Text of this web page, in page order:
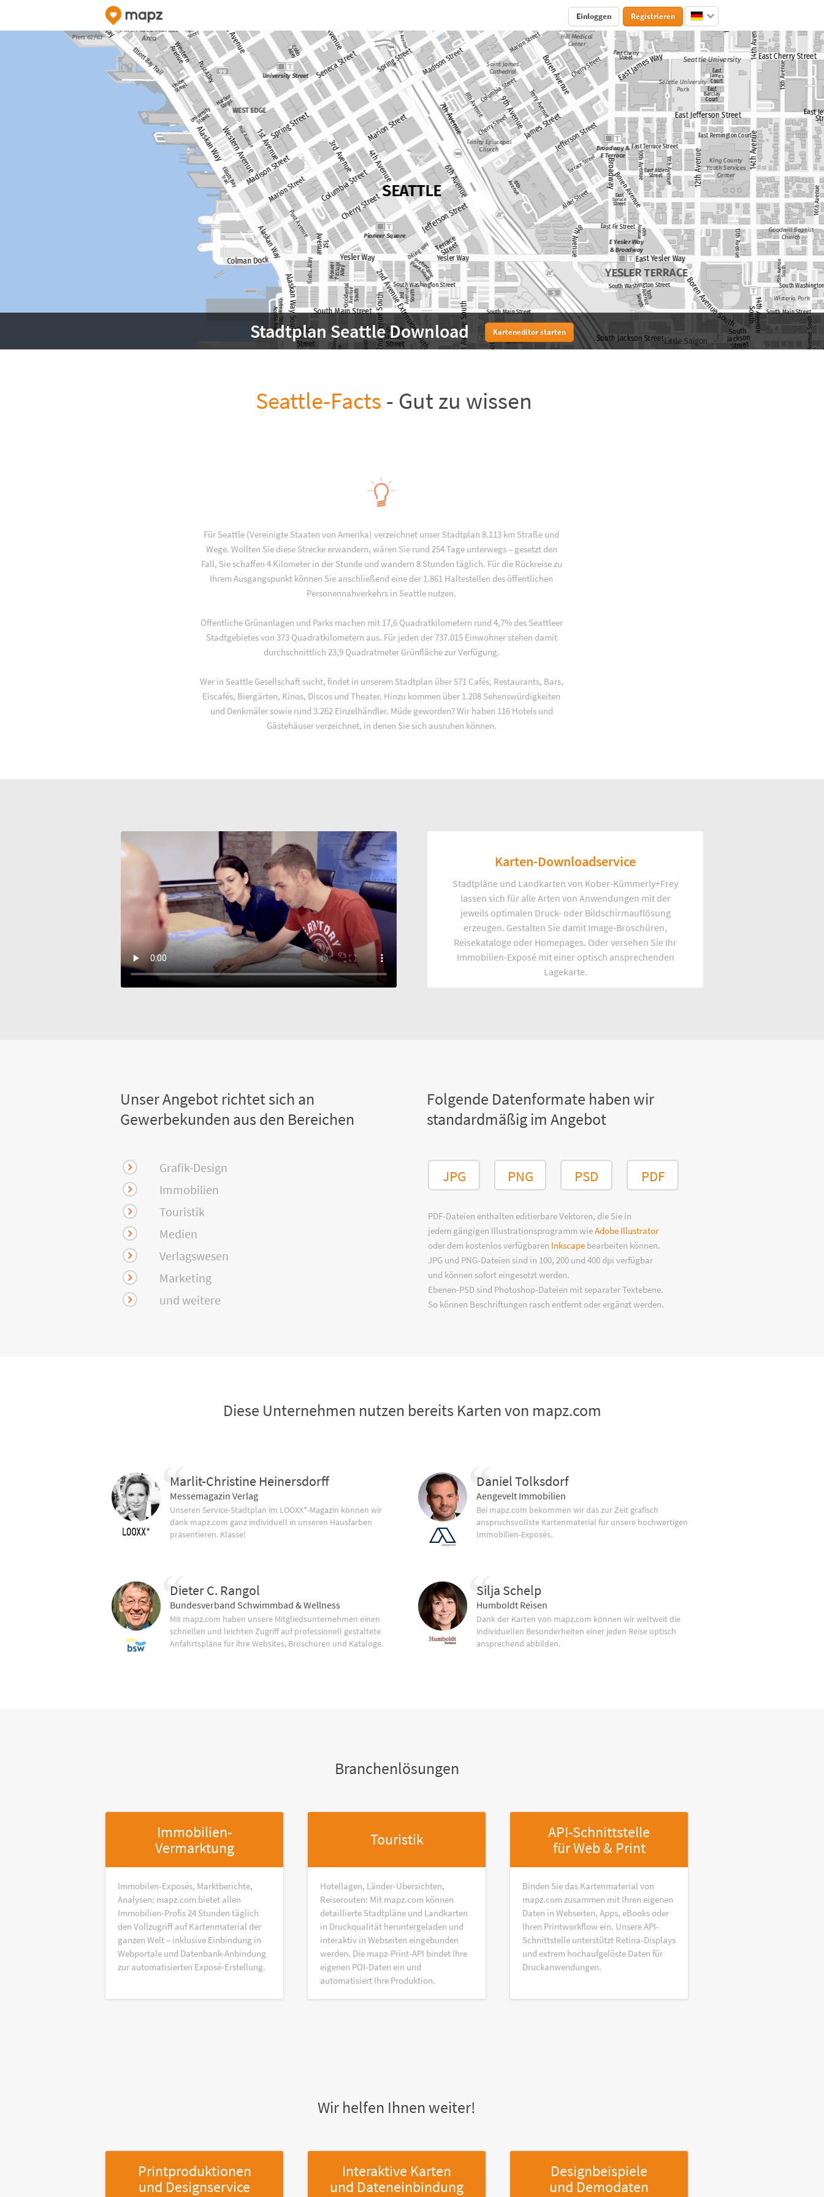
Einloggen Registrieren
Stadtplan Seattle Download Karteneditor starten
Seattle-Facts - Gut zu wissen
Für Seattle (Vereinigte Staaten von Amerika) verzeichnet unser Stadtplan 8.113 km Straße und
Wege. Wollten Sie diese Strecke erwandern, wären Sie rund 254 Tage unterwegs – gesetzt den
Fall, Sie schaffen 4 Kilometer in der Stunde und wandern 8 Stunden täglich. Für die Rückreise zu
Ihrem Ausgangspunkt können Sie anschließend eine der 1.861 Haltestellen des öffentlichen
Personennahverkehrs in Seattle nutzen.
Öffentliche Grünanlagen und Parks machen mit 17,6 Quadratkilometern rund 4,7% des Seattleer
Stadtgebietes von 373 Quadratkilometern aus. Für jeden der 737.015 Einwohner stehen damit
durchschnittlich 23,9 Quadratmeter Grünfläche zur Verfügung.
Wer in Seattle Gesellschaft sucht, findet in unserem Stadtplan über 571 Cafés, Restaurants, Bars,
Eiscafés, Biergärten, Kinos, Discos und Theater. Hinzu kommen über 1.208 Sehenswürdigkeiten
und Denkmäler sowie rund 3.262 Einzelhändler. Müde geworden? Wir haben 116 Hotels und
Gästehäuser verzeichnet, in denen Sie sich ausruhen können.
Karten-Downloadservice
Stadtpläne und Landkarten von Kober-Kümmerly+Frey
lassen sich für alle Arten von Anwendungen mit der
jeweils optimalen Druck- oder Bildschirmauflösung
erzeugen. Gestalten Sie damit Image-Broschüren,
Reisekataloge oder Homepages. Oder versehen Sie Ihr
Immobilien-Exposé mit einer optisch ansprechenden
Lagekarte.
Unser Angebot richtet sich an
Gewerbekunden aus den Bereichen
Grafik-Design
Immobilien
Touristik
Medien
Verlagswesen
Marketing
und weitere
Folgende Datenformate haben wir
standardmäßig im Angebot
JPG PNG PSD PDF
PDF-Dateien enthalten editierbare Vektoren, die Sie in
jedem gängigen Illustrationsprogramm wieAdobe Illustrator
oder dem kostenlos verfügbaren Inkscape bearbeiten können.
JPG und PNG-Dateien sind in 100, 200 und 400 dpi verfügbar
und können sofort eingesetzt werden.
Ebenen-PSD sind Photoshop-Dateien mit separater Textebene.
So können Beschriftungen rasch entfernt oder ergänzt werden.
Diese Unternehmen nutzen bereits Karten von mapz.com
Marlit-Christine Heinersdorff
Messemagazin Verlag
Unseren Service-Stadtplan im LOOXX*-Magazin können wir
dank mapz.com ganz individuell in unseren Hausfarben
präsentieren. Klasse!
Dieter C. Rangol
Bundesverband Schwimmbad & Wellness
Mit mapz.com haben unsere Mitgliedsunternehmen einen
schnellen und leichten Zugriff auf professionell gestaltete
Anfahrtspläne für ihre Websites, Broschüren und Kataloge.
Daniel Tolksdorf
Aengevelt Immobilien
Bei mapz.com bekommen wir das zur Zeit grafisch
anspruchsvollste Kartenmaterial für unsere hochwertigen
Immobilien-Exposés.
Silja Schelp
Humboldt Reisen
Dank der Karten von mapz.com können wir weltweit die
individuellen Besonderheiten einer jeden Reise optisch
ansprechend abbilden.
Branchenlösungen
Immobilien-
Vermarktung
Immobilen-Exposés, Marktberichte,
Analysen: mapz.com bietet allen
Immobilien-Profis 24 Stunden täglich
den Vollzugriff auf Kartenmaterial der
ganzen Welt – inklusive Einbindung in
Webportale und Datenbank-Anbindung
zur automatisierten Exposé-Erstellung.
Touristik
Hotellagen, Länder-Übersichten,
Reiserouten: Mit mapz.com können
detaillierte Stadtpläne und Landkarten
in Druckqualität heruntergeladen und
interaktiv in Webseiten eingebunden
werden. Die mapz-Print-API bindet Ihre
eigenen POI-Daten ein und
automatisiert Ihre Produktion.
API-Schnittstelle
für Web & Print
Binden Sie das Kartenmaterial von
mapz.com zusammen mit Ihren eigenen
Daten in Webseiten, Apps, eBooks oder
Ihren Printworkflow ein. Unsere API-
Schnittstelle unterstützt Retina-Displays
und extrem hochaufgelöste Daten für
Druckanwendungen.
Wir helfen Ihnen weiter!
Printproduktionen
und Designservice
Interaktive Karten
und Dateneinbindung
Designbeispiele
und Demodaten